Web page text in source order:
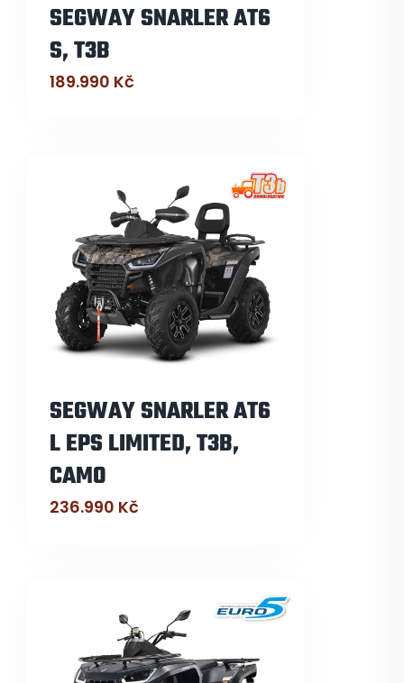
SEGWAY SNARLER AT6
S, T3B
189.990 Kč
SEGWAY SNARLER AT6
L EPS LIMITED, T3B,
CAMO
236.990 Kč